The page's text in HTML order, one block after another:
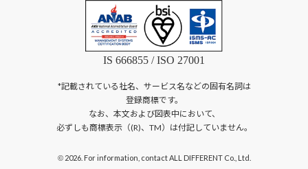
IS 666855 / ISO 27001
*記載されている社名、サービス名などの固有名詞は
登録商標です。
なお、本文および図表中において、
必ずしも商標表示（(R)、TM）は付記していません。
©2026. For information, contact ALL DIFFERENT Co., Ltd.